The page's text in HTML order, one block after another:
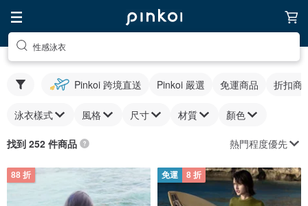
性感泳衣
Pinkoi 跨境直送 Pinkoi 嚴選 免運商品 折扣商
泳衣樣式 風格 尺寸 材質 顏色
找到 252 件商品 熱門程度優先
88 折 免運 8 折